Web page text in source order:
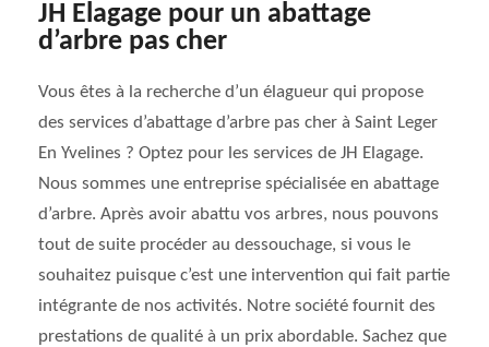
JH Elagage pour un abattage
d’arbre pas cher
Vous êtes à la recherche d’un élagueur qui propose
des services d’abattage d’arbre pas cher à Saint Leger
En Yvelines ? Optez pour les services de JH Elagage.
Nous sommes une entreprise spécialisée en abattage
d’arbre. Après avoir abattu vos arbres, nous pouvons
tout de suite procéder au dessouchage, si vous le
souhaitez puisque c’est une intervention qui fait partie
intégrante de nos activités. Notre société fournit des
prestations de qualité à un prix abordable. Sachez que